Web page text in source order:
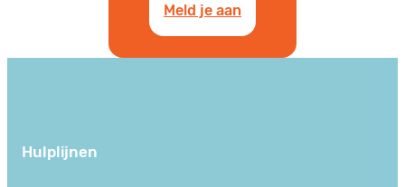
Meld je aan
Hulplijnen